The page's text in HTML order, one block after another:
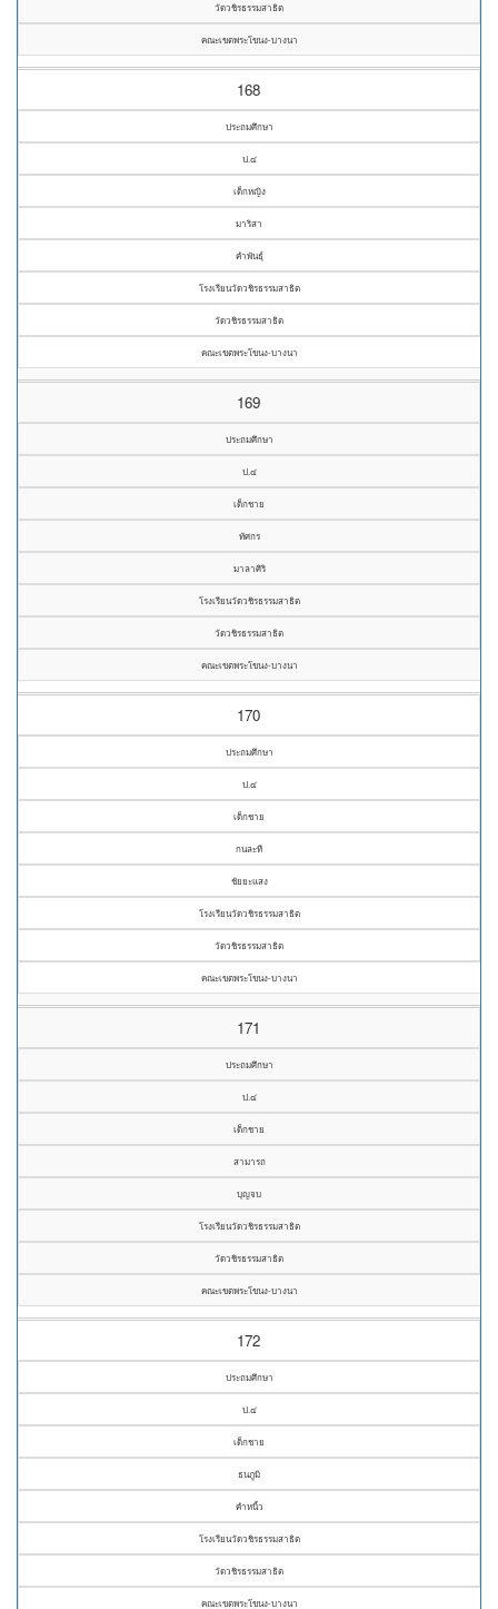
วัดวชิรธรรมสาธิต
คณะเขตพระโขนง-บางนา
168
ประถมศึกษา
ป.๔
เด็กหญิง
มาริสา
คำพันธุ์
โรงเรียนวัดวชิรธรรมสาธิต
วัดวชิรธรรมสาธิต
คณะเขตพระโขนง-บางนา
169
ประถมศึกษา
ป.๔
เด็กชาย
ทัศกร
มาลาศิริ
โรงเรียนวัดวชิรธรรมสาธิต
วัดวชิรธรรมสาธิต
คณะเขตพระโขนง-บางนา
170
ประถมศึกษา
ป.๔
เด็กชาย
กนละที
ชัยยะแสง
โรงเรียนวัดวชิรธรรมสาธิต
วัดวชิรธรรมสาธิต
คณะเขตพระโขนง-บางนา
171
ประถมศึกษา
ป.๔
เด็กชาย
สามารถ
บุญจบ
โรงเรียนวัดวชิรธรรมสาธิต
วัดวชิรธรรมสาธิต
คณะเขตพระโขนง-บางนา
172
ประถมศึกษา
ป.๔
เด็กชาย
ธนภูมิ
คำหนิ้ว
โรงเรียนวัดวชิรธรรมสาธิต
วัดวชิรธรรมสาธิต
คณะเขตพระโขนง-บางนา